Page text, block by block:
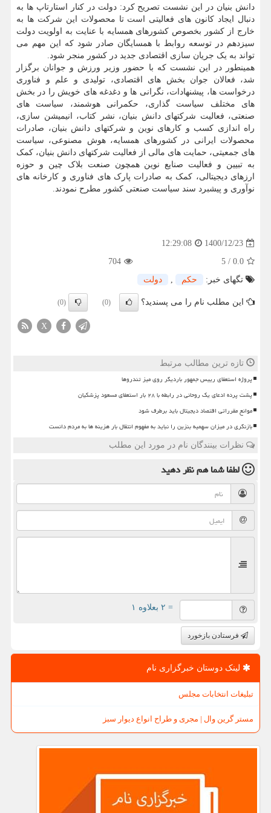
دانش بنیان در این نشست تصریح کرد: دولت در کنار استارتاپ ها به
دنبال ایجاد کانون های فعالیتی است تا محصولات این شرکت ها به
خارج از کشور بخصوص کشورهای همسایه با عنایت به اولویت دولت
سیزدهم در توسعه روابط با همسایگان صادر شود که این مهم می
تواند به یک جریان سازی اقتصادی جدید در کشور منجر شود.
همینطور در این نشست که با حضور وزیر ورزش و جوانان برگزار
شد، فعالان جوان بخش های اقتصادی، تولیدی و علم و فناوری
درخواست ها، پیشنهادات، نگرانی ها و دغدغه های خویش را در بخش
های مختلف سیاست گذاری، حکمرانی هوشمند، سیاست های
صنعتی، فعالیت شرکتهای دانش بنیان، نشر کتاب، انیمیشن سازی،
راه اندازی کسب و کارهای نوین و شرکتهای دانش بنیان، صادرات
محصولات ایرانی در کشورهای همسایه، هوش مصنوعی، سیاست
های جمعیتی، حمایت های مالی از فعالیت شرکتهای دانش بنیان، کمک
به تبیین و فعالیت صنایع نوین همچون صنعت بلاک چین و حوزه
ارزهای دیجیتالی، کمک به صادرات پارک های فناوری و کارخانه های
نوآوری و پیشبرد سند سیاست صنعتی کشور مطرح نمودند.
1400/12/23
12:29:08
0.0
/
5
704
تگهای خبر:
حكم , دولت
این مطلب نام را می پسندید؟ (0)
(0)
X
تازه ترین مطالب مرتبط
پروژه استعفای رییس جمهور باردیگر روی میز تندروها
پشت پرده ادعای یک روحانی در رابطه با ۲۸ بار استعفای مسعود پزشکیان
موانع مقرراتی اقتصاد دیجیتال باید برطرف شود
بازنگری در میزان سهمیه بنزین را نباید به مفهوم انتقال بار هزینه ها به مردم دانست
نظرات بینندگان نام در مورد این مطلب
لطفا شما همنظر دهید
= ۲ بعلاوه ۱
فرستادن بازخورد
لینک دوستان خبرگزاری نام
تبلیغات انتخابات مجلس
مستر گرین وال | مجری و طراح انواع دیوار سبز